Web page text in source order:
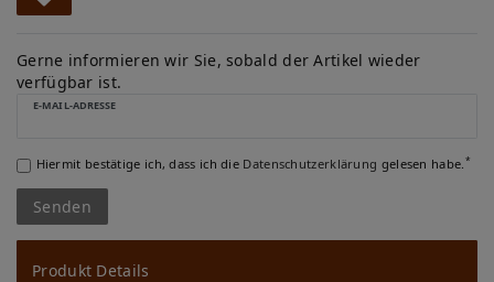
W
u
ns
ch
lis
te
Gerne informieren wir Sie, sobald der Artikel wieder
verfügbar ist.
E-MAIL-ADRESSE
Hiermit bestätige ich, dass ich die Daten­schutz­erklärung gelesen habe. *
Senden
Produkt Details